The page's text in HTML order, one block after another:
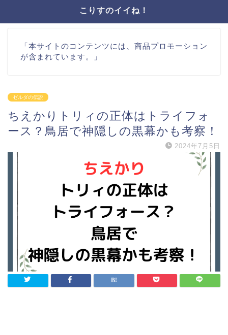
こりすのイイね！
「本サイトのコンテンツには、商品プロモーション
が含まれています。」
ゼルダの伝説
ちえかりトリィの正体はトライフォ
ース？鳥居で神隠しの黒幕かも考察！
2024年7月5日